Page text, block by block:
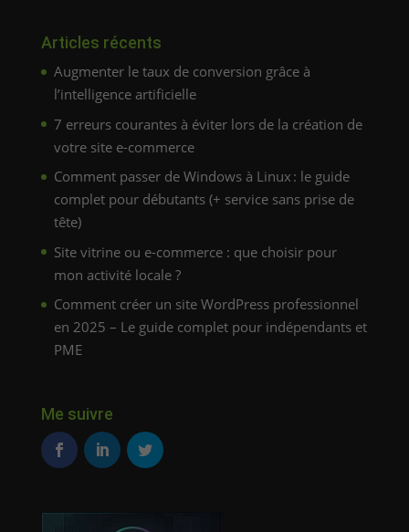
Articles récents
Augmenter le taux de conversion grâce à
l’intelligence artificielle
7 erreurs courantes à éviter lors de la création de
votre site e-commerce
Comment passer de Windows à Linux : le guide
complet pour débutants (+ service sans prise de
tête)
Site vitrine ou e-commerce : que choisir pour
mon activité locale ?
Comment créer un site WordPress professionnel
en 2025 – Le guide complet pour indépendants et
PME
Me suivre